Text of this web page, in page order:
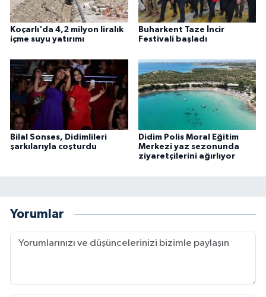
Koçarlı'da 4,2 milyon liralık
içme suyu yatırımı
Buharkent Taze İncir
Festivali başladı
Bilal Sonses, Didimlileri
şarkılarıyla coşturdu
Didim Polis Moral Eğitim
Merkezi yaz sezonunda
ziyaretçilerini ağırlıyor
Yorumlar